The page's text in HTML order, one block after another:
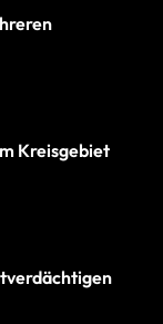
Kreisgebiet